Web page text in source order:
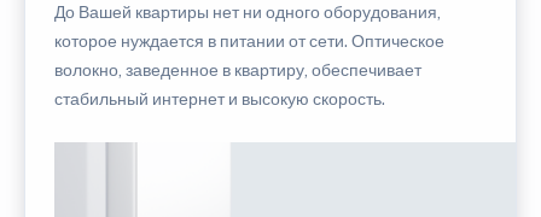
До Вашей квартиры нет ни одного оборудования,
которое нуждается в питании от сети. Оптическое
волокно, заведенное в квартиру, обеспечивает
стабильный интернет и высокую скорость.